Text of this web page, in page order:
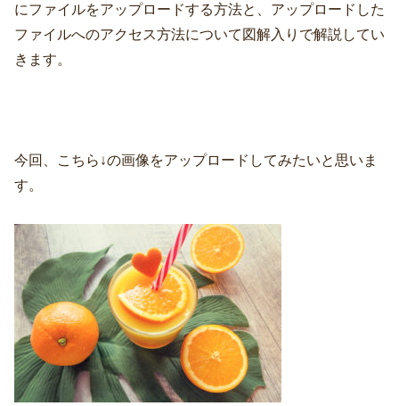
にファイルをアップロードする方法と、アップロードした
ファイルへのアクセス方法について図解入りで解説してい
きます。
今回、こちら↓の画像をアップロードしてみたいと思いま
す。